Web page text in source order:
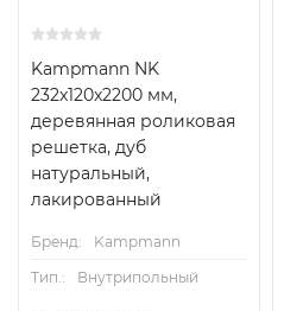
Kampmann NK
232x120x2200 мм,
деревянная роликовая
решетка, дуб
натуральный,
лакированный
Бренд:
Kampmann
Тип.:
Внутрипольный